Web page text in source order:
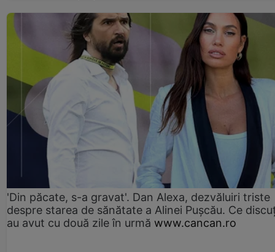
'Din păcate, s-a gravat'. Dan Alexa, dezvăluiri triste
despre starea de sănătate a Alinei Pușcău. Ce
au avut cu două zile în urmă www.cancan.ro